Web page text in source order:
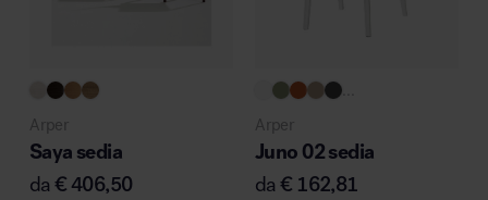
Arper
Saya sedia
da€ 406,50
Arper
Juno 02 sedia
da€ 162,81